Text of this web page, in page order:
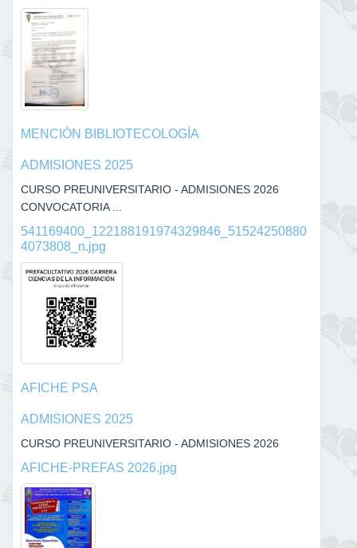
MENCIÓN BIBLIOTECOLOGÍA
ADMISIONES 2025
CURSO PREUNIVERSITARIO - ADMISIONES 2026
CONVOCATORIA ...
541169400_122188191974329846_51524250880
4073808_n.jpg
AFICHE PSA
ADMISIONES 2025
CURSO PREUNIVERSITARIO - ADMISIONES 2026
AFICHE-PREFAS 2026.jpg